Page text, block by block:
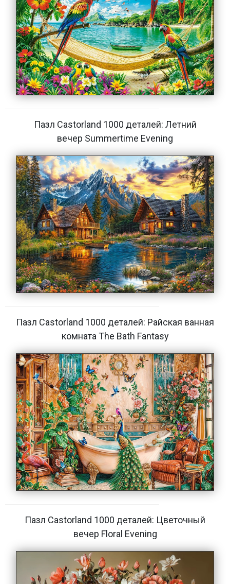
Пазл Castorland 1000 деталей: Летний
вечер Summertime Evening
Пазл Castorland 1000 деталей: Райская ванная
комната The Bath Fantasy
Пазл Castorland 1000 деталей: Цветочный
вечер Floral Evening